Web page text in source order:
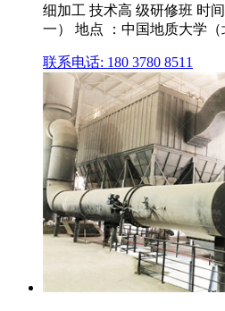
细加工 技术高 级研修班 时
一） 地点 ：中国地质大学（
联系电话: 180 3780 8511